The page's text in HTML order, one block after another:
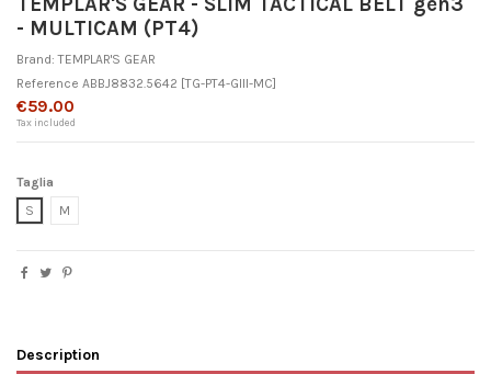
- MULTICAM (PT4)
Brand: TEMPLAR'S GEAR
Reference ABBJ8832.5642 [TG-PT4-GIII-MC]
€59.00
Tax included
Taglia
S
M
Description